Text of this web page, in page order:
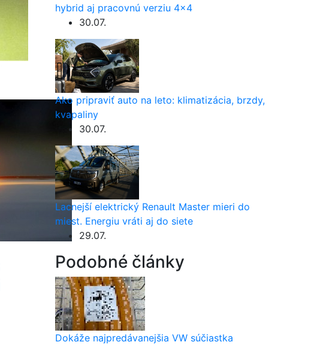
hybrid aj pracovnú verziu 4×4
30.07.
Ako pripraviť auto na leto: klimatizácia, brzdy,
kvapaliny
30.07.
Lacnejší elektrický Renault Master mieri do
miest. Energiu vráti aj do siete
29.07.
Podobné články
Dokáže najpredávanejšia VW súčiastka